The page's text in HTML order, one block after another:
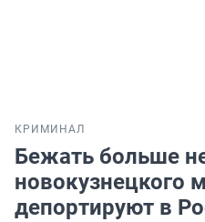
КРИМИНАЛ
Бежать больше
новокузнецкого
депортируют в